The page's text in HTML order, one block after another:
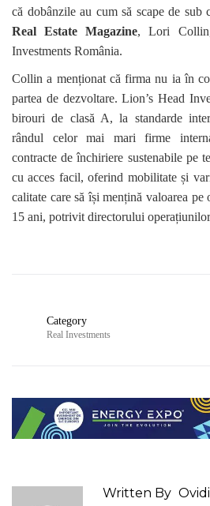
că dobânzile au cum să scape de sub
Real Estate Magazine, Lori
Investments România.
Collin a menționat că firma nu ia în
partea de dezvoltare. Lion’s Head
birouri de clasă A, la standarde
rândul celor mai mari firme
contracte de închiriere sustenabile pe
cu acces facil, oferind mobilitate și
calitate care să își mențină valoarea
15 ani, potrivit directorului
Category
Real Investments
Written By